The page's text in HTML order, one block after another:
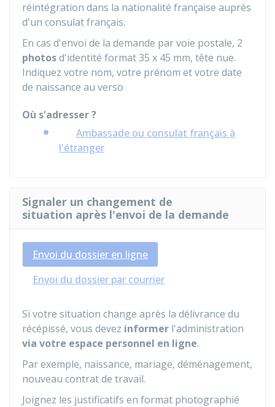
réintégration dans la nationalité française auprès
d'un consulat français.
En cas d'envoi de la demande par voie postale, 2
photosd'identité format 35 x 45 mm, tête nue.
Indiquez votre nom, votre prénom et votre date
de naissance au verso
Où s'adresser ?
Ambassade ou consulat français à
l'étranger
Signaler un changement de
situation après l'envoi de la demande
Envoi du dossier en ligne
Envoi du dossier par courrier
Si votre situation change après la délivrance du
récépissé, vous devez informer l'administration
via votre espace personnel en ligne.
Par exemple, naissance, mariage, déménagement,
nouveau contrat de travail.
Joignez les justificatifs en format photographié